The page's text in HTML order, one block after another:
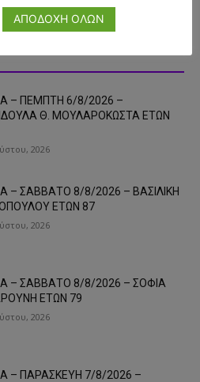
– ΠΕΜΠΤΗ 6/8/2026 –
Θ. ΜΟΥΛΑΡΟΚΩΣΤΑ ΕΤΩΝ
2026
– ΣΑΒΒΑΤΟ 8/8/2026 – ΒΑΣΙΛΙΚΗ
ΕΤΩΝ 87
2026
– ΣΑΒΒΑΤΟ 8/8/2026 – ΣΟΦΙΑ
ΕΤΩΝ 79
2026
– ΠΑΡΑΣΚΕΥΗ 7/8/2026 –
ΑΠΟΔΟΧΗ ΟΛΩΝ